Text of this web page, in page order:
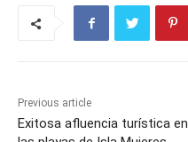
Previous article
Exitosa afluencia turística en